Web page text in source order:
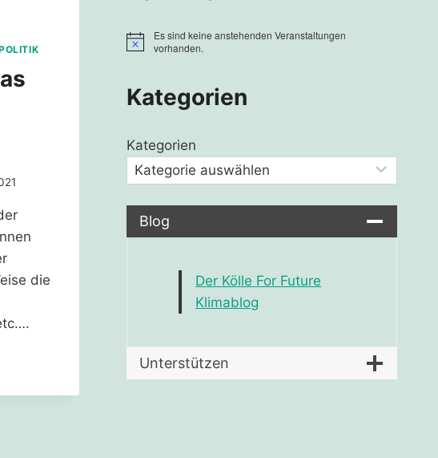
die
Hinweis
Es sind keine anstehenden Veranstaltungen
vorhanden.
Kategorien
Kategorien
Blog
Der Kölle For Future
Klimablog
Unterstützen